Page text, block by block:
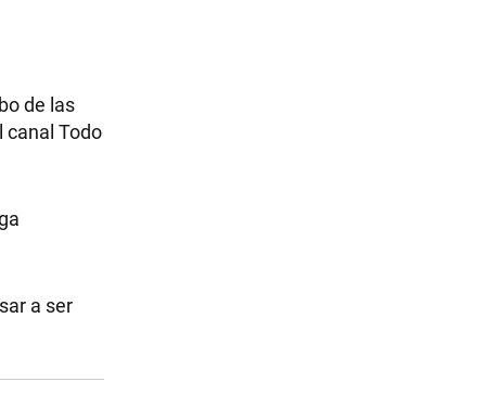
de las
canal Todo
a ser